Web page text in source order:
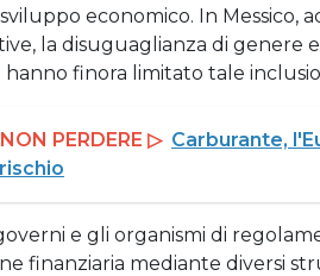
economico. In Messico,
la disuguaglianza di genere
finora limitato tale
PERDERE ▷ Carburante,
e gli organismi di
finanziaria mediante diversi